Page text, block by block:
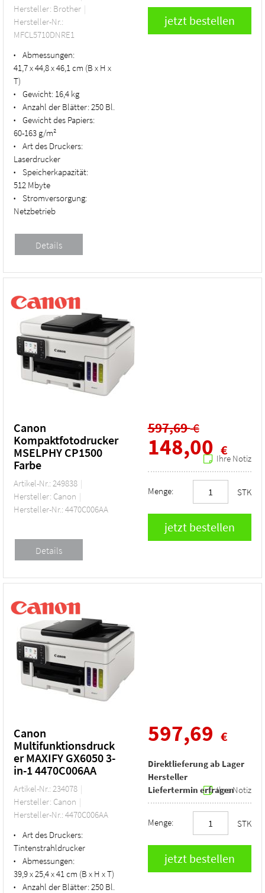
Hersteller: Brother
Hersteller-Nr.:
MFCL5710DNRE1
•
Abmessungen:
41,7 x 44,8 x 46,1 cm (B x H x
T)
• Gewicht: 16,4 kg
• Anzahl der Blätter:250 Bl.
•
Gewicht des Papiers:
60-163 g/m²
•
Art des Druckers:
Laserdrucker
•
Speicherkapazität:
512 Mbyte
•
Stromversorgung:
Netzbetrieb
Canon
Kompaktfotodrucker
MSELPHY CP1500
Farbe
Artikel-Nr.: 249838
Hersteller: Canon
Hersteller-Nr.: 4470C006AA
597,69€
148,00 €
Ihre Notiz
Menge: STK
Canon
Multifunktionsdruck
er MAXIFY GX6050 3-
in-1 4470C006AA
Artikel-Nr.: 234078
Hersteller: Canon
Hersteller-Nr.: 4470C006AA
•
Art des Druckers:
Tintenstrahldrucker
•
Abmessungen:
39,9 x 25,4 x 41 cm (B x H x T)
• Anzahl der Blätter:250 Bl.
597,69 €
Direktlieferung ab Lager
Hersteller
Liefertermin erfragenIhre Notiz
Menge: STK